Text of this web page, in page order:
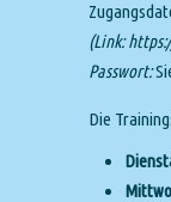
(Link:
Passwort:
Die